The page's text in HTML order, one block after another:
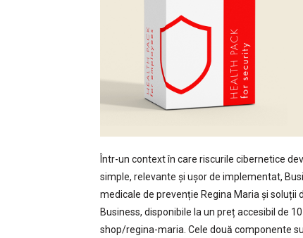
Într-un context în care riscurile cibernetice
simple, relevante și ușor de implementat,
medicale de prevenție Regina Maria și
Business, disponibile la un preț accesibil de
shop/regina-maria. Cele două componente